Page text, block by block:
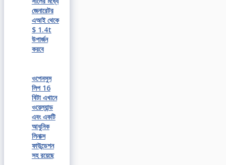
জেনারেটর
এআই থেকে
$ 1.4t
উপার্জন
করবে
ওপেনসুস
লিপ 16
বিটা এখানে
ওয়েল্যান্ড
এবং একটি
আধুনিক
লিনাক্স
ফাউন্ডেশন
সহ রয়েছে